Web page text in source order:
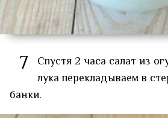
7
Спустя 2 часа салат из
лука перекладываем в
банки.